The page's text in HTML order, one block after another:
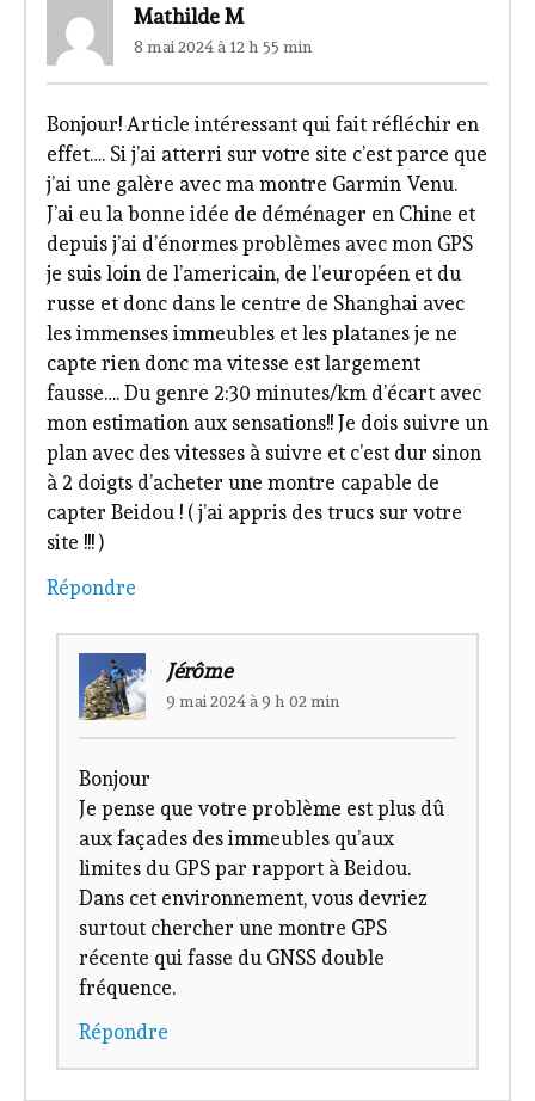
Mathilde M
8 mai 2024 à 12 h 55 min
Bonjour! Article intéressant qui fait réfléchir en
effet…. Si j’ai atterri sur votre site c’est parce que
j’ai une galère avec ma montre Garmin Venu.
J’ai eu la bonne idée de déménager en Chine et
depuis j’ai d’énormes problèmes avec mon GPS
je suis loin de l’americain, de l’européen et du
russe et donc dans le centre de Shanghai avec
les immenses immeubles et les platanes je ne
capte rien donc ma vitesse est largement
fausse…. Du genre 2:30 minutes/km d’écart avec
mon estimation aux sensations!! Je dois suivre un
plan avec des vitesses à suivre et c’est dur sinon
à 2 doigts d’acheter une montre capable de
capter Beidou ! ( j’ai appris des trucs sur votre
site !!! )
Répondre
Jérôme
9 mai 2024 à 9 h 02 min
Bonjour
Je pense que votre problème est plus dû
aux façades des immeubles qu’aux
limites du GPS par rapport à Beidou.
Dans cet environnement, vous devriez
surtout chercher une montre GPS
récente qui fasse du GNSS double
fréquence.
Répondre